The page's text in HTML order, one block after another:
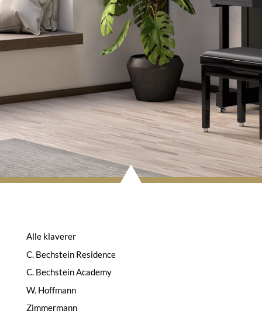
Også den kunstner, som af den ene
eller anden årsag har fravalgt et flygel,
skal have adgang til det ypperste, der
Alle klaverer
C. Bechstein Residence
C. Bechstein Academy
W. Hoffmann
Zimmermann